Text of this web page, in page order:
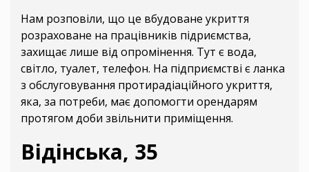
Нам розповіли, що це вбудоване укриття
розраховане на працівників підриємства,
захищає лише від опромінення. Тут є вода,
світло, туалет, телефон. На підприємстві є ланка
з обслуговування протирадіаційного укриття,
яка, за потреби, має допомогти орендарям
протягом доби звільнити приміщення.
Відінська, 35